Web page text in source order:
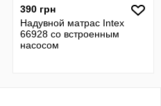
390 грн
Надувной матрас Intex
66928 со встроенным
насосом